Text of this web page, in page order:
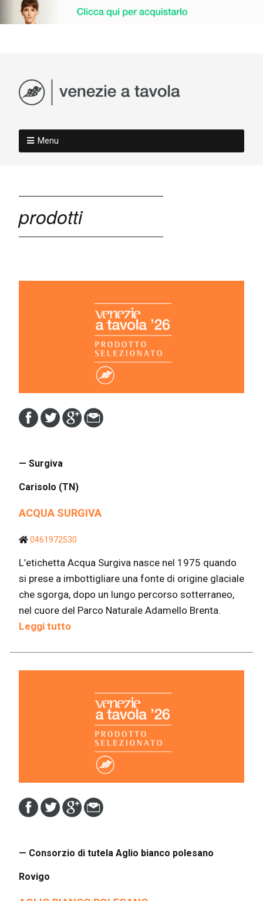
Menu
prodotti
— Surgiva
Carisolo (TN)
ACQUA SURGIVA
0461972530
L’etichetta Acqua Surgiva nasce nel 1975 quando
si prese a imbottigliare una fonte di origine glaciale
che sgorga, dopo un lungo percorso sotterraneo,
nel cuore del Parco Naturale Adamello Brenta.
Leggi tutto
— Consorzio di tutela Aglio bianco polesano
Rovigo